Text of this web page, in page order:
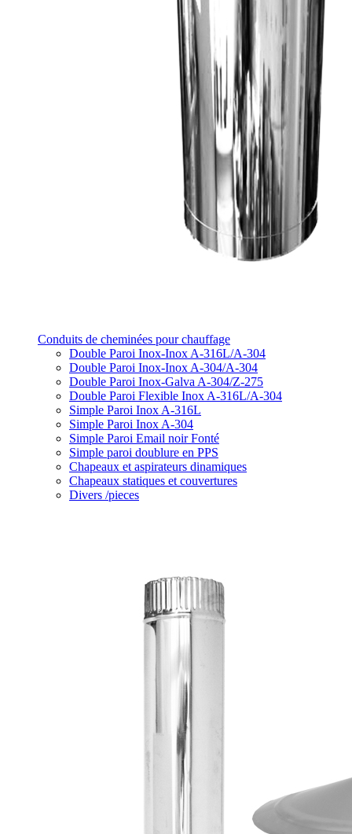
Conduits de cheminées pour chauffage
Double Paroi Inox-Inox A-316L/A-304
Double Paroi Inox-Inox A-304/A-304
Double Paroi Inox-Galva A-304/Z-275
Double Paroi Flexible Inox A-316L/A-304
Simple Paroi Inox A-316L
Simple Paroi Inox A-304
Simple Paroi Email noir Fonté
Simple paroi doublure en PPS
Chapeaux et aspirateurs dinamiques
Chapeaux statiques et couvertures
Divers /pieces